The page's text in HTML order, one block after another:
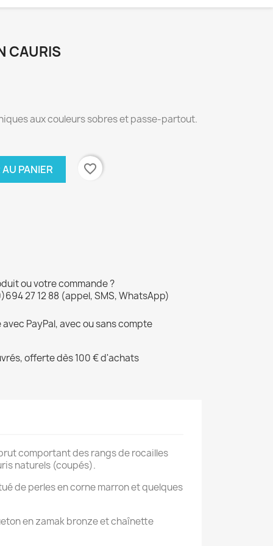
CAURIS
aux couleurs sobres et passe-partout.
PANIER favorite_border
ou votre commande ?
27 12 88 (appel, SMS, WhatsApp)
PayPal, avec ou sans compte
offerte dès 100 € d'achats
comportant des rangs de rocailles
naturels (coupés).
de perles en corne marron et quelques
en zamak bronze et chaînette